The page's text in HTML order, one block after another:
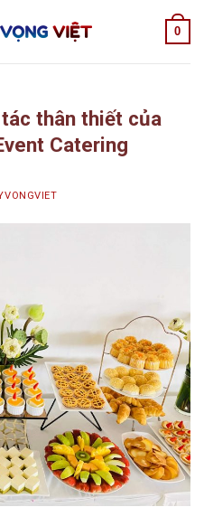
0
thân thiết của
Catering